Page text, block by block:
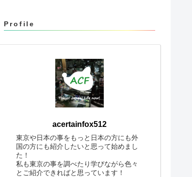
Profile
acertainfox512
東京や日本の事をもっと日本の方にも外
国の方にも紹介したいと思って始めまし
た！
私も東京の事を調べたり学びながら色々
とご紹介できればと思っています！